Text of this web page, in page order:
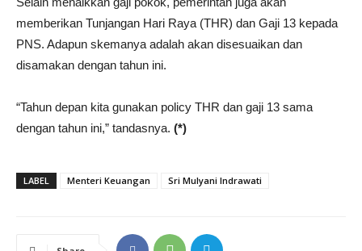
memberikan Tunjangan Hari Raya (THR) dan Gaji 13 kepada
PNS. Adapun skemanya adalah akan disesuaikan dan
disamakan dengan tahun ini.
“Tahun depan kita gunakan policy THR dan gaji 13 sama
dengan tahun ini,” tandasnya. (*)
LABEL Menteri Keuangan Sri Mulyani Indrawati